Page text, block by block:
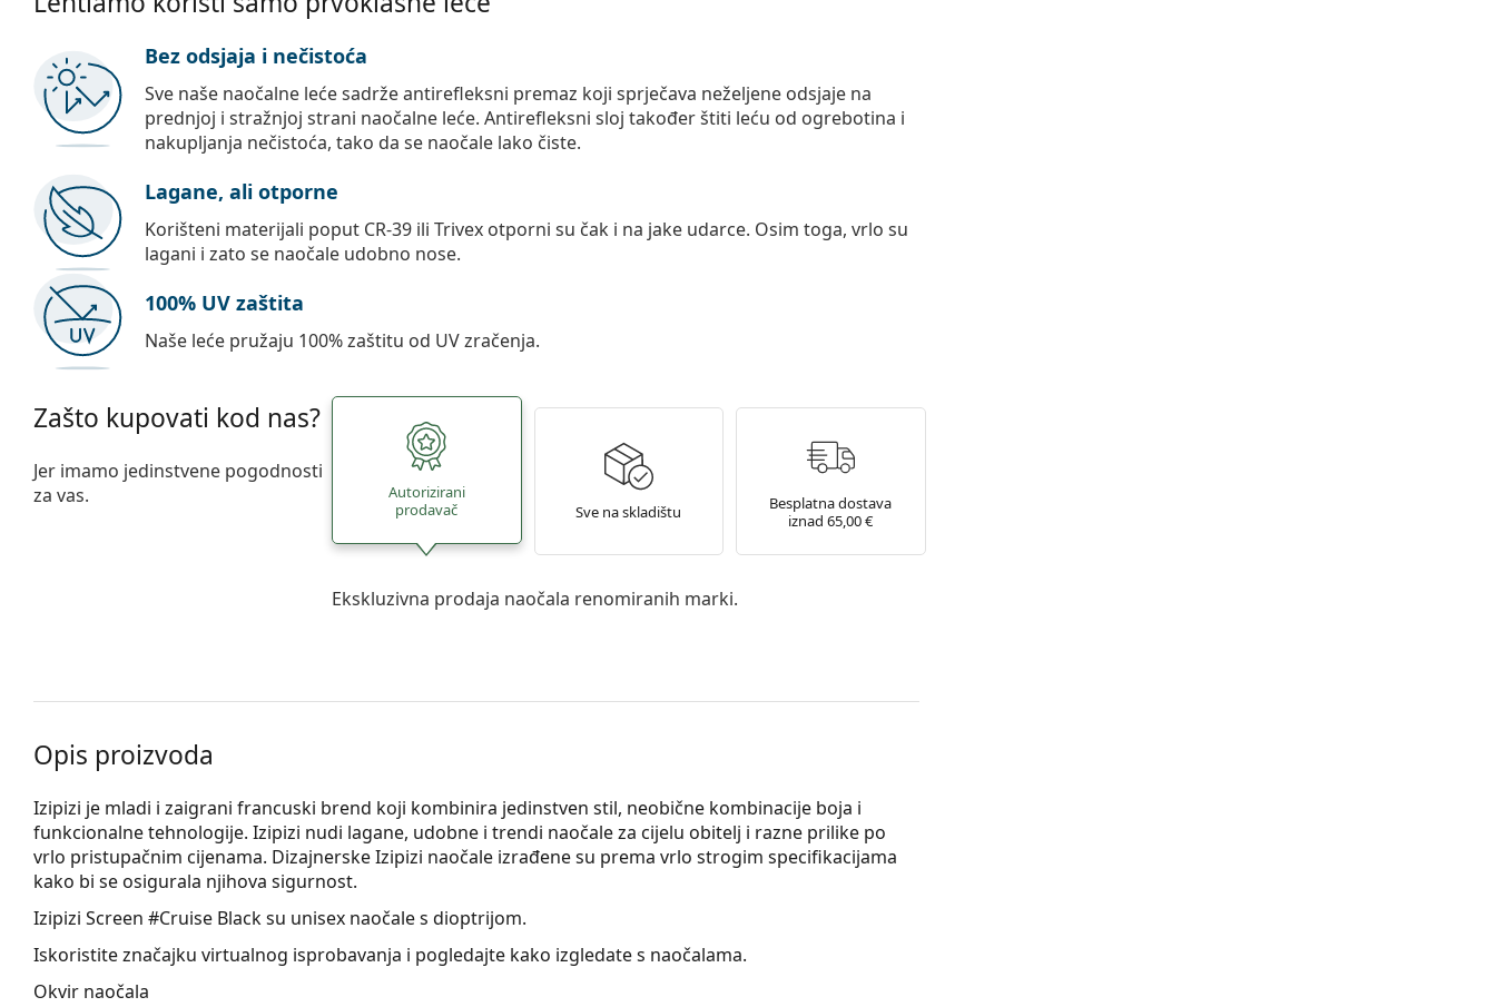
Bez odsjaja i nečistoća
Sve naše naočalne leće sadrže antirefleksni premaz koji sprječava neželjene odsjaje na
prednjoj i stražnjoj strani naočalne leće. Antirefleksni sloj također štiti leću od ogrebotina i
nakupljanja nečistoća, tako da se naočale lako čiste.
Lagane, ali otporne
Korišteni materijali poput CR-39 ili Trivex otporni su čak i na jake udarce. Osim toga, vrlo su
lagani i zato se naočale udobno nose.
100% UV zaštita
Naše leće pružaju 100% zaštitu od UV zračenja.
Zašto kupovati kod nas?
Jer imamo jedinstvene pogodnosti
za vas.
Autorizirani
prodavač
Sve na skladištu
Besplatna dostava
iznad 65,00 €
Ekskluzivna prodaja naočala renomiranih marki.
Opis proizvoda
Izipizi je mladi i zaigrani francuski brend koji kombinira jedinstven stil, neobične kombinacije boja i
funkcionalne tehnologije. Izipizi nudi lagane, udobne i trendi naočale za cijelu obitelj i razne prilike po
vrlo pristupačnim cijenama. Dizajnerske Izipizi naočale izrađene su prema vrlo strogim specifikacijama
kako bi se osigurala njihova sigurnost.
Izipizi Screen #Cruise Blacksu unisex naočale s dioptrijom.
Iskoristite značajku virtualnog isprobavanja i pogledajte kako izgledate s naočalama.
Okvir naočala